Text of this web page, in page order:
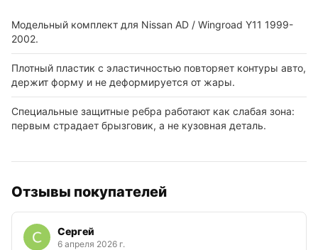
Модельный комплект для Nissan AD / Wingroad Y11 1999-
2002.
Плотный пластик с эластичностью повторяет контуры авто,
держит форму и не деформируется от жары.
Специальные защитные ребра работают как слабая зона:
первым страдает брызговик, а не кузовная деталь.
Отзывы покупателей
Сергей
6 апреля 2026 г.